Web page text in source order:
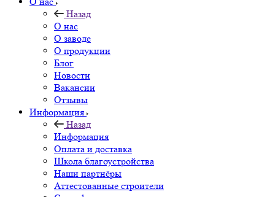
Назад
О нас
О заводе
О продукции
Блог
Новости
Вакансии
Отзывы
Информация
Назад
Информация
Оплата и доставка
Школа благоустройства
Наши партнёры
Аттестованные строители